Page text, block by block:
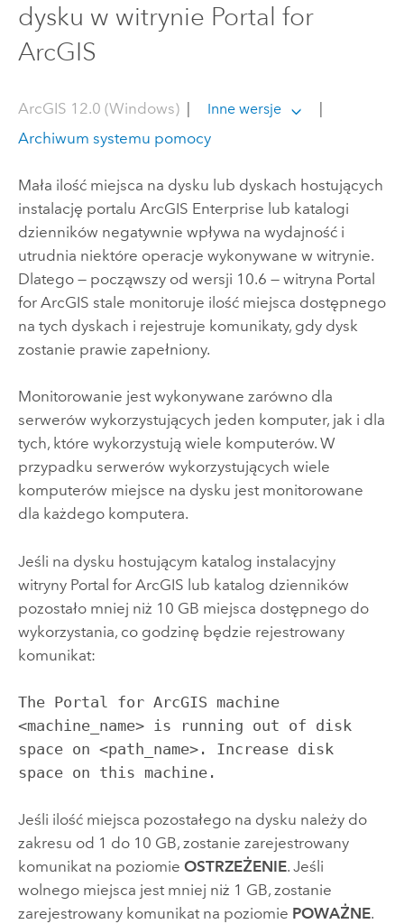
dysku w witrynie Portal for
ArcGIS
ArcGIS 12.0 (Windows)| Inne wersje
Archiwum systemu pomocy
Mała ilość miejsca na dysku lub dyskach hostujących
instalację portalu ArcGIS Enterprise lub katalogi
dzienników negatywnie wpływa na wydajność i
utrudnia niektóre operacje wykonywane w witrynie.
Dlatego — począwszy od wersji 10.6 — witryna Portal
for ArcGIS stale monitoruje ilość miejsca dostępnego
na tych dyskach i rejestruje komunikaty, gdy dysk
zostanie prawie zapełniony.
Monitorowanie jest wykonywane zarówno dla
serwerów wykorzystujących jeden komputer, jak i dla
tych, które wykorzystują wiele komputerów. W
przypadku serwerów wykorzystujących wiele
komputerów miejsce na dysku jest monitorowane
dla każdego komputera.
Jeśli na dysku hostującym katalog instalacyjny
witryny Portal for ArcGIS lub katalog dzienników
pozostało mniej niż 10 GB miejsca dostępnego do
wykorzystania, co godzinę będzie rejestrowany
komunikat:
The Portal for ArcGIS machine
<machine_name> is running out of disk
space on <path_name>. Increase disk
space on this machine.
Jeśli ilość miejsca pozostałego na dysku należy do
zakresu od 1 do 10 GB, zostanie zarejestrowany
komunikat na poziomie OSTRZEŻENIE. Jeśli
wolnego miejsca jest mniej niż 1 GB, zostanie
zarejestrowany komunikat na poziomie POWAŻNE.